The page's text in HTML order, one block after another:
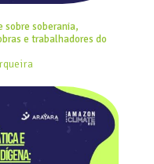
sobre soberania,
e trabalhadores do